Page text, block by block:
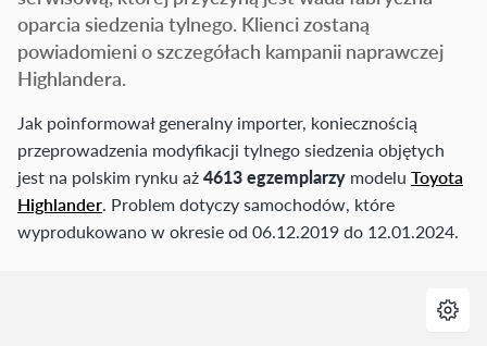
oparcia siedzenia tylnego. Klienci zostaną
powiadomieni o szczegółach kampanii naprawczej
Highlandera.
Jak poinformował generalny importer, koniecznością
przeprowadzenia modyfikacji tylnego siedzenia objętych
jest na polskim rynku aż4613 egzemplarzy modelu Toyota
Highlander. Problem dotyczy samochodów, które
wyprodukowano w okresie od 06.12.2019 do 12.01.2024.